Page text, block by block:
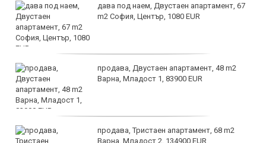
дава под наем, Двустаен апартамент, 67
m2 София, Център, 1080 EUR
продава, Двустаен апартамент, 48 m2
Варна, Младост 1, 83900 EUR
продава, Тристаен апартамент, 68 m2
Варна, Младост 2, 134900 EUR